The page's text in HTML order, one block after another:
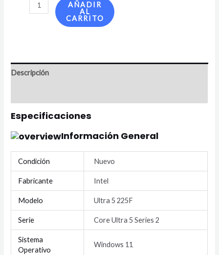
AÑADIR
AL
CARRITO
Descripción
Especificaciones
Información General
Condición Nuevo
Fabricante Intel
Modelo Ultra 5 225F
Serie Core Ultra 5 Series 2
Sistema
Operativo
Windows 11